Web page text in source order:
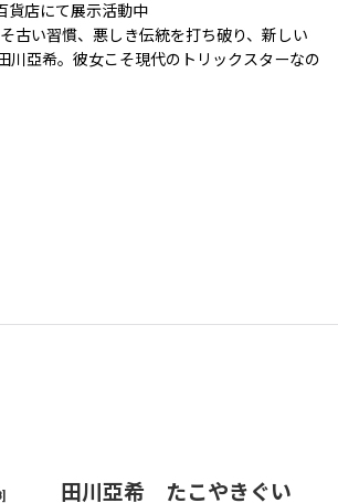
貨店にて展示活動中
古い習慣、悪しき伝統を打ち破り、新しい
川亞希。彼女こそ現代のトリックスターなの
]
田川亞希 たこやきぐい